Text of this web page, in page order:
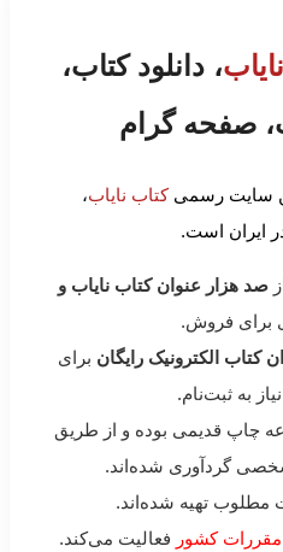
، دانلود کتاب،
صفحه گرام
سایت رسمیکتاب نایاب،
ایران است.
صد هزار عنوان کتاب نایاب و
برای فروش.
کتاب الکترونیک رایگان برای
به ثبت‌نام.
چاپ قدیمی بوده و از طریق
گردآوری شده‌اند.
مطلوب تهیه شده‌اند.
مقررات کشور فعالیت می‌کند.